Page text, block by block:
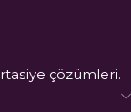
çözümleri.